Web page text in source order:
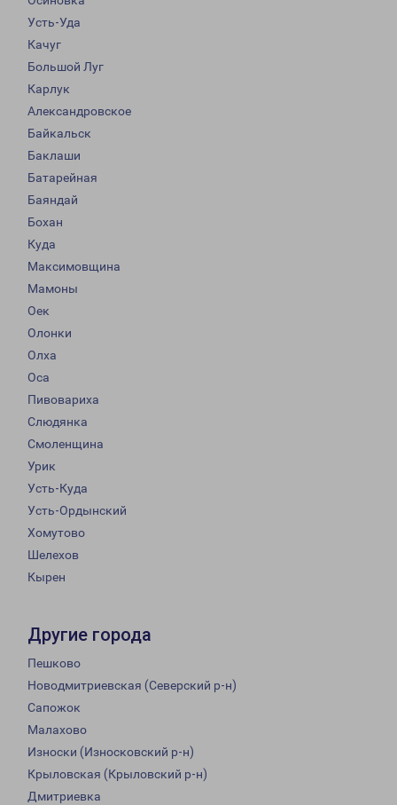
Усть-Уда
Качуг
Большой Луг
Карлук
Александровское
Байкальск
Баклаши
Батарейная
Баяндай
Бохан
Куда
Максимовщина
Мамоны
Оек
Олонки
Олха
Оса
Пивовариха
Слюдянка
Смоленщина
Урик
Усть-Куда
Усть-Ордынский
Хомутово
Шелехов
Кырен
Другие города
Пешково
Новодмитриевская (Северский р-н)
Сапожок
Малахово
Износки (Износковский р-н)
Крыловская (Крыловский р-н)
Дмитриевка